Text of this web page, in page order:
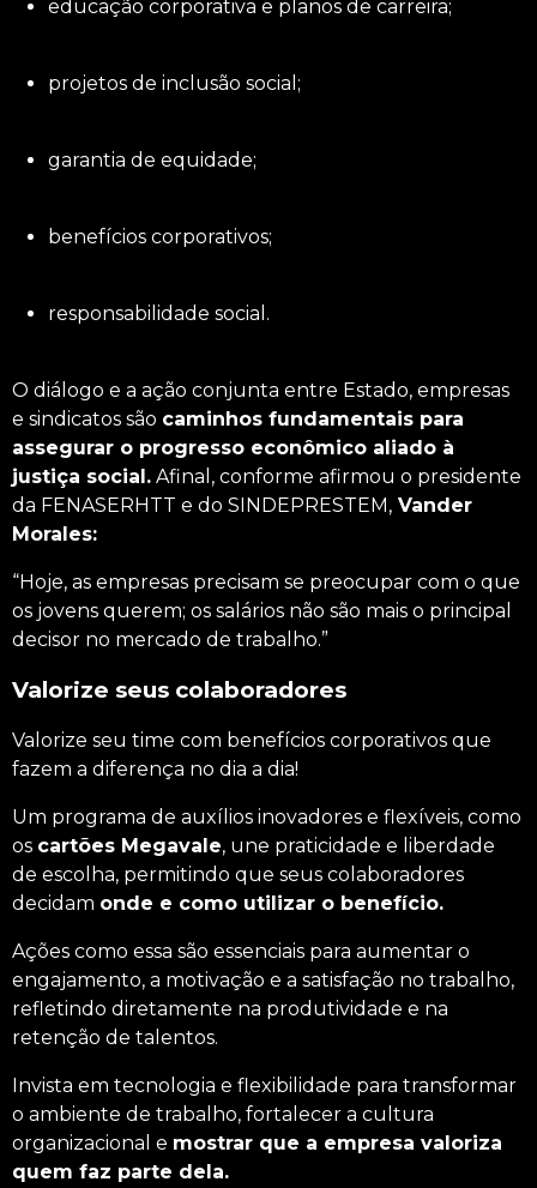
educação corporativa e planos de carreira;
projetos de inclusão social;
garantia de equidade;
benefícios corporativos;
responsabilidade social.
O diálogo e a ação conjunta entre Estado, empresas
e sindicatos são caminhos fundamentais para
assegurar o progresso econômico aliado à
justiça social. Afinal, conforme afirmou o presidente
da FENASERHTT e do SINDEPRESTEM, Vander
Morales:
“Hoje, as empresas precisam se preocupar com o que
os jovens querem; os salários não são mais o principal
decisor no mercado de trabalho.”
Valorize seus colaboradores
Valorize seu time com benefícios corporativos que
fazem a diferença no dia a dia!
Um programa de auxílios inovadores e flexíveis, como
os cartões Megavale, une praticidade e liberdade
de escolha, permitindo que seus colaboradores
decidam onde e como utilizar o benefício.
Ações como essa são essenciais para aumentar o
engajamento, a motivação e a satisfação no trabalho,
refletindo diretamente na produtividade e na
retenção de talentos.
Invista em tecnologia e flexibilidade para transformar
o ambiente de trabalho, fortalecer a cultura
organizacional e mostrar que a empresa valoriza
quem faz parte dela.